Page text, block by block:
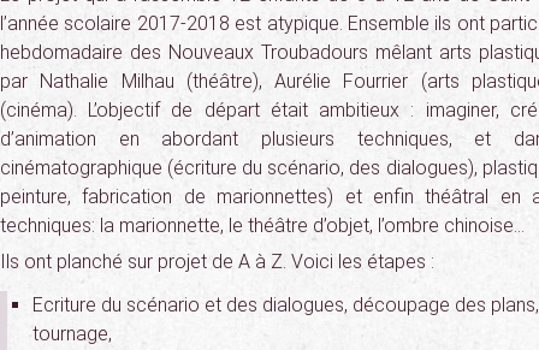
l’année scolaire 2017-2018 est atypique. Ensemble ils ont
hebdomadaire des Nouveaux Troubadours mêlant arts
par Nathalie Milhau (théâtre), Aurélie Fourrier (arts
(cinéma). L’objectif de départ était ambitieux : imaginer,
d’animation en abordant plusieurs techniques, et
cinématographique (écriture du scénario, des dialogues),
peinture, fabrication de marionnettes) et enfin théâtral en
techniques: la marionnette, le théâtre d’objet, l’ombre chinoise…
Ils ont planché sur projet de A à Z. Voici les étapes :
Ecriture du scénario et des dialogues, découpage des
tournage,